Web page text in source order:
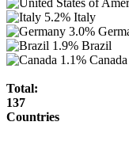
5.2% Italy
3.0%
1.9% Brazil
1.1% Canada
Total:
137
Countries